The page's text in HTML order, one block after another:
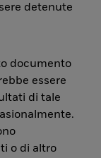
detenute
documento
essere
di tale
o di altro